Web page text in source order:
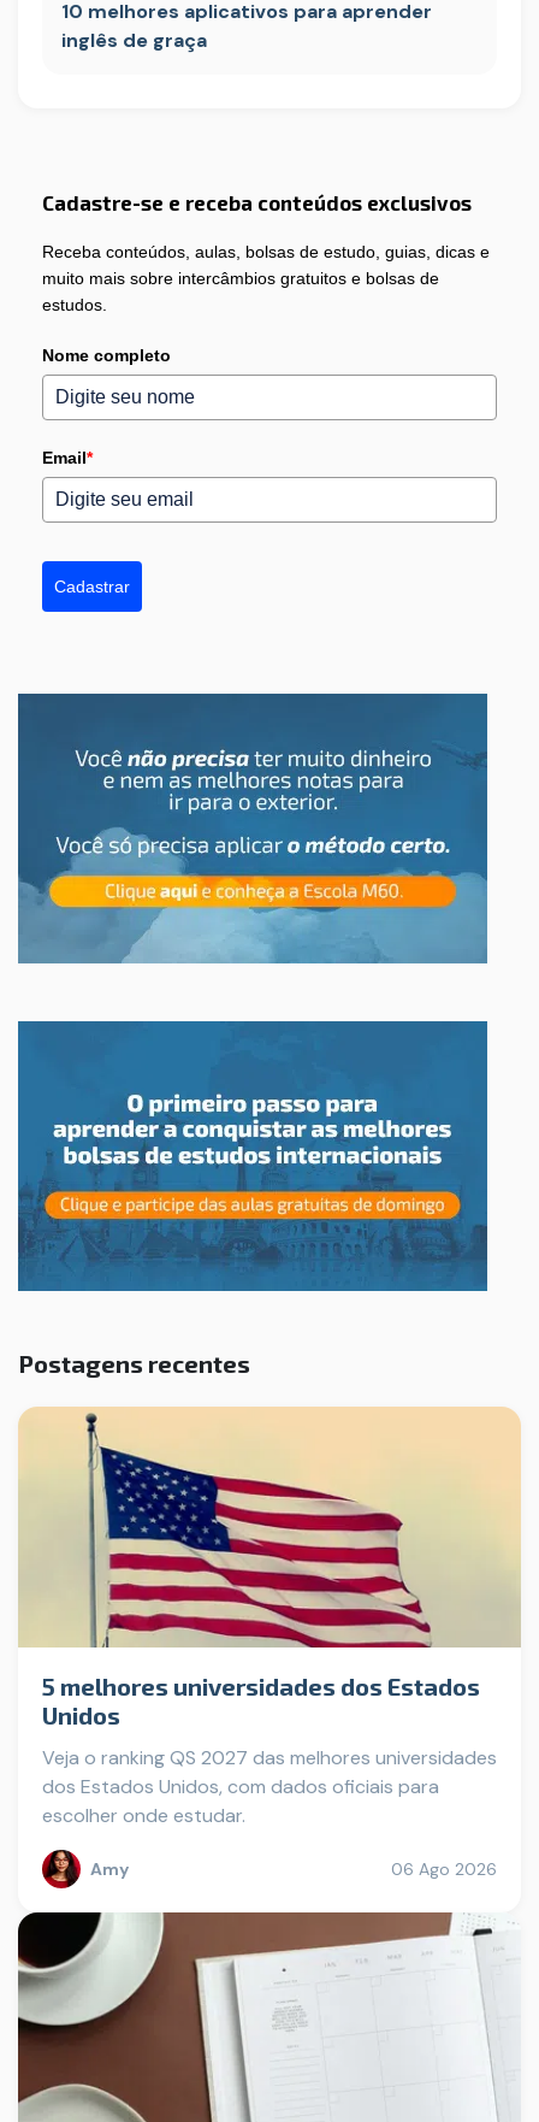
10 melhores aplicativos para aprender
inglês de graça
Cadastre-se e receba conteúdos exclusivos
Receba conteúdos, aulas, bolsas de estudo, guias, dicas e
muito mais sobre intercâmbios gratuitos e bolsas de
estudos.
Nome completo
Email*
Cadastrar
Postagens recentes
5 melhores universidades dos Estados
Unidos
Veja o ranking QS 2027 das melhores universidades
dos Estados Unidos, com dados oficiais para
escolher onde estudar.
Amy 06 Ago 2026